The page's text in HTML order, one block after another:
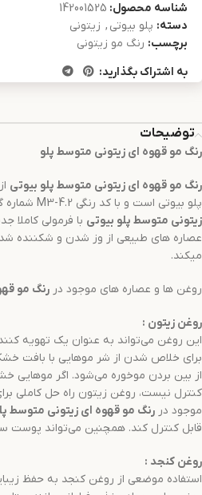
شناسه محصول: 142001525
دسته: پلو بیوتی , زیتونی
برچسب: رنگ مو زیتونی
به اشتراک بگذارید:
توضیحات
رنگ مو قهوه ای زیتونی متوسط پلو
رنگ مو قهوه ای زیتونی متوسط پلو بیوتی
پلو بیوتی است و با کد رنگی M3-4.2 شماره گذاری شده.
زیتونی متوسط پلو بیوتی با فرمولی کاملا
عصاره های طبیعی از وز شدن و شکننده
میکند.
روغن ها و عصاره های موجود در رنگ مو
روغن زیتون :
این روغن می‌تواند به عنوان یک تهویه
برای خلاص شدن از شر موهایی با بافت
از بین بردن موخوره می‌شود. اگر موهایی
کنترل نیست، روغن زیتون راه حل کاملی
موجود در رنگ مو قهوه ای زیتونی متوسط
قابل کنترل کند. همچنین می‌تواند پوست
روغن کنجد :
استفاده موضعی از روغن کنجد به حفظ